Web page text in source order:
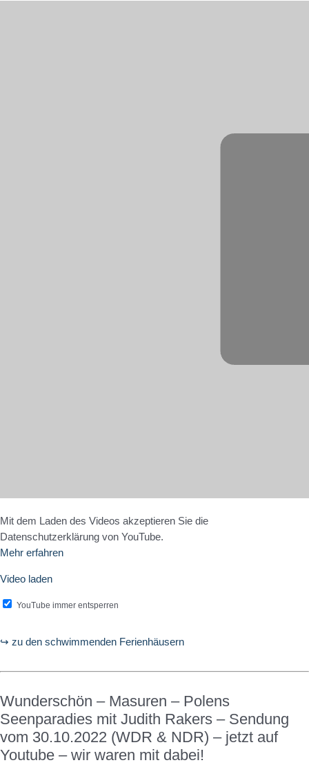
Mit dem Laden des Videos akzeptieren Sie die
Datenschutzerklärung von YouTube.
Mehr erfahren
Video laden
YouTube immer entsperren
↪ zu den schwimmenden Ferienhäusern
Wunderschön – Masuren – Polens
Seenparadies mit Judith Rakers – Sendung
vom 30.10.2022 (WDR & NDR) – jetzt auf
Youtube – wir waren mit dabei!